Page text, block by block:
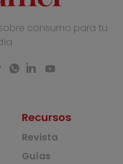
consumo para tu
Recursos
Revista
Guías